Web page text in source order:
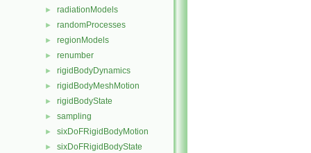
► radiationModels
► randomProcesses
► regionModels
► renumber
► rigidBodyDynamics
► rigidBodyMeshMotion
► rigidBodyState
► sampling
► sixDoFRigidBodyMotion
► sixDoFRigidBodyState